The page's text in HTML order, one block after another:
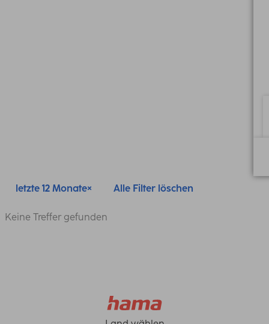
letzte 12 Monate Alle Filter löschen
Keine Treffer gefunden